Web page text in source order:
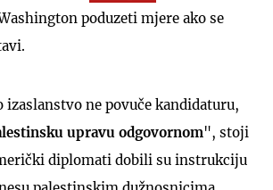
poduzeti mjere ako se
izaslanstvo ne povuče kandidaturu,
upravu odgovornom", stoji
diplomati dobili su instrukciju